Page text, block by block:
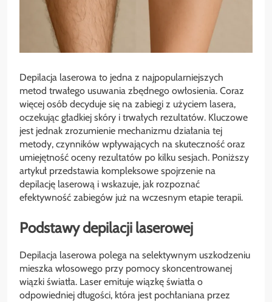
Depilacja laserowa to jedna z najpopularniejszych
metod trwałego usuwania zbędnego owłosienia. Coraz
więcej osób decyduje się na zabiegi z użyciem lasera,
oczekując gładkiej skóry i trwałych rezultatów. Kluczowe
jest jednak zrozumienie mechanizmu działania tej
metody, czynników wpływających na skuteczność oraz
umiejętność oceny rezultatów po kilku sesjach. Poniższy
artykuł przedstawia kompleksowe spojrzenie na
depilację laserową i wskazuje, jak rozpoznać
efektywność zabiegów już na wczesnym etapie terapii.
Podstawy depilacji laserowej
Depilacja laserowa polega na selektywnym uszkodzeniu
mieszka włosowego przy pomocy skoncentrowanej
wiązki światła. Laser emituje wiązkę światła o
odpowiedniej długości, która jest pochłaniana przez